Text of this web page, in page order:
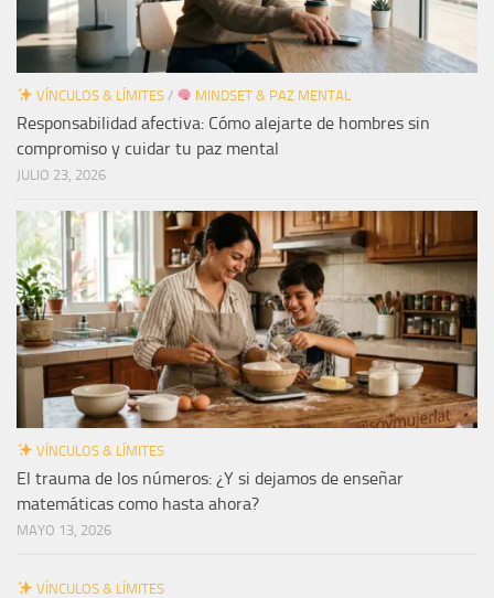
VÍNCULOS & LÍMITES/ MINDSET & PAZ MENTAL
Responsabilidad afectiva: Cómo alejarte de hombres sin
compromiso y cuidar tu paz mental
JULIO 23, 2026
VÍNCULOS & LÍMITES
El trauma de los números: ¿Y si dejamos de enseñar
matemáticas como hasta ahora?
MAYO 13, 2026
VÍNCULOS & LÍMITES